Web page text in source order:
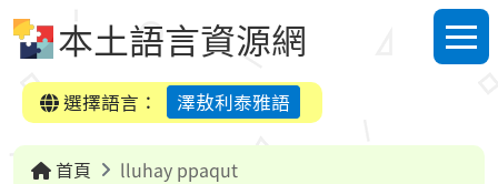
本土語言資源網
選單
選擇語言：
澤敖利泰雅語
首頁 lluhay ppaqut